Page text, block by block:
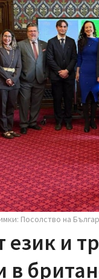
Посолство на
език и
в